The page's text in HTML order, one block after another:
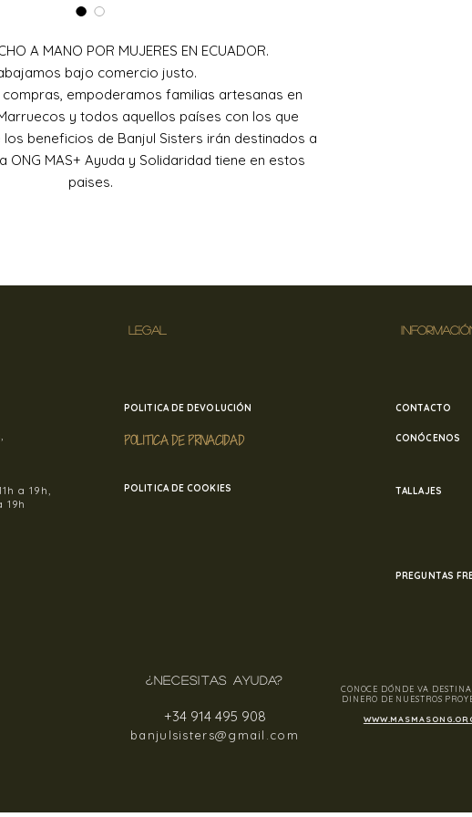
A MANO POR MUJERES EN ECUADOR.
bajo comercio justo.
empoderamos familias artesanas en
y todos aquellos países con los que
los beneficios de Banjul Sisters irán destinados a
ONG MAS+ Ayuda y Solidaridad tiene en estos
paises.
a 19h,
19h
LEGAL
POLITICA DE DEVOLUCIÓN CONTACTO
POLITICA DE PRIVACIDAD CONÓCENOS
TALLAJES
POLITICA DE COOKIES
PREGUNTAS
¿NECESITAS AYUDA?
+34 914 495 908
banjulsisters@gmail.com
CONOCE DÓNDE VA
DINERO DE NUESTROS